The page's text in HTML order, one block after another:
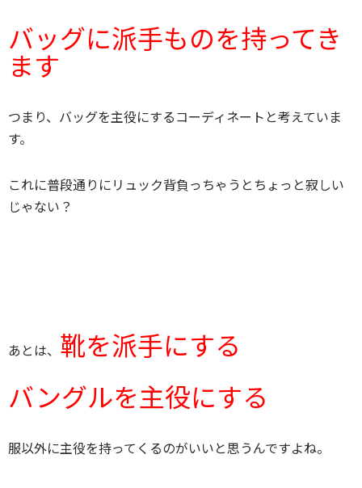
バッグに派手ものを持ってき
ます
つまり、バッグを主役にするコーディネートと考えていま
す。
これに普段通りにリュック背負っちゃうとちょっと寂しい
じゃない？
あとは、 靴を派手にする
バングルを主役にする
服以外に主役を持ってくるのがいいと思うんですよね。